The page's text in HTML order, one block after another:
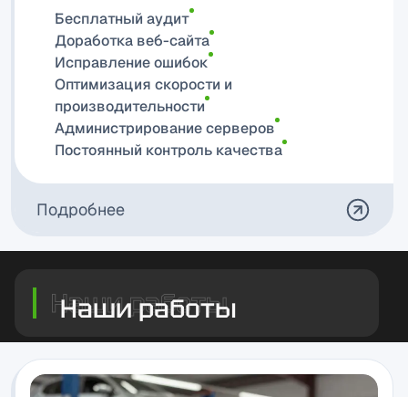
Бесплатный аудит
Доработка веб-сайта
Исправление ошибок
Оптимизация скорости и
производительности
Администрирование серверов
Постоянный контроль качества
Подробнее
Наши работы